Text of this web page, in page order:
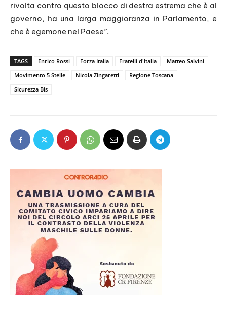
rivolta contro questo blocco di destra estrema che è al
governo, ha una larga maggioranza in Parlamento, e
che è egemone nel Paese”.
TAGS Enrico Rossi Forza Italia Fratelli d'Italia
Matteo Salvini
Movimento 5 Stelle
Nicola Zingaretti
Regione Toscana
Sicurezza Bis